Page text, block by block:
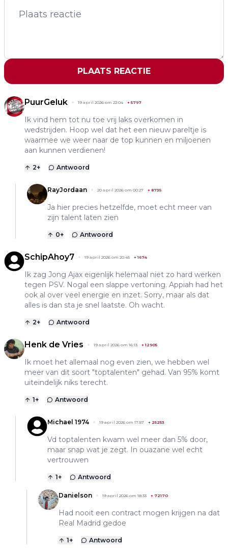
PLAATS REACTIE
PuurGeluk 19 april 2026 om 22:04 + 5797
Ik vind hem tot nu toe vrij laks overkomen in
wedstrijden. Hoop wel dat het een nieuw pareltje is
waarmee we weer naar de top kunnen en miljoenen
aan kunnen verdienen!
2+ Antwoord
RayJordaan 20 april 2026 om 00:27 + 8735
Ja hier precies hetzelfde, moet echt meer van
zijn talent laten zien
0+ Antwoord
SchipAhoy7 19 april 2026 om 20:45 +1674
Ik zag Jong Ajax eigenlijk helemaal niet zo hard werken
tegen PSV. Nogal een slappe vertoning. Appiah had het
ook al over veel energie en inzet. Sorry, maar als dat
alles is dan sta je snel laatste. Oh wacht.
2+ Antwoord
Henk de Vries 19 april 2026 om 16:13 +12905
Ik moet het allemaal nog even zien, we hebben wel
meer van dit soort "toptalenten" gehad. Van 95% komt
uiteindelijk niks terecht.
1+ Antwoord
Michael 1974 19 april 2026 om 17:57 + 25253
Vd toptalenten kwam wel meer dan 5% door,
maar snap wat je zegt. In ouazane wel echt
vertrouwen
1+ Antwoord
Danielson 19 april 2026 om 18:33 + 72170
Had nooit een contract mogen krijgen na dat
Real Madrid gedoe
1+ Antwoord